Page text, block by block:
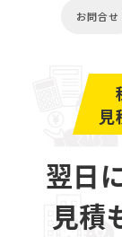
お問合せ
見
翌日
見積